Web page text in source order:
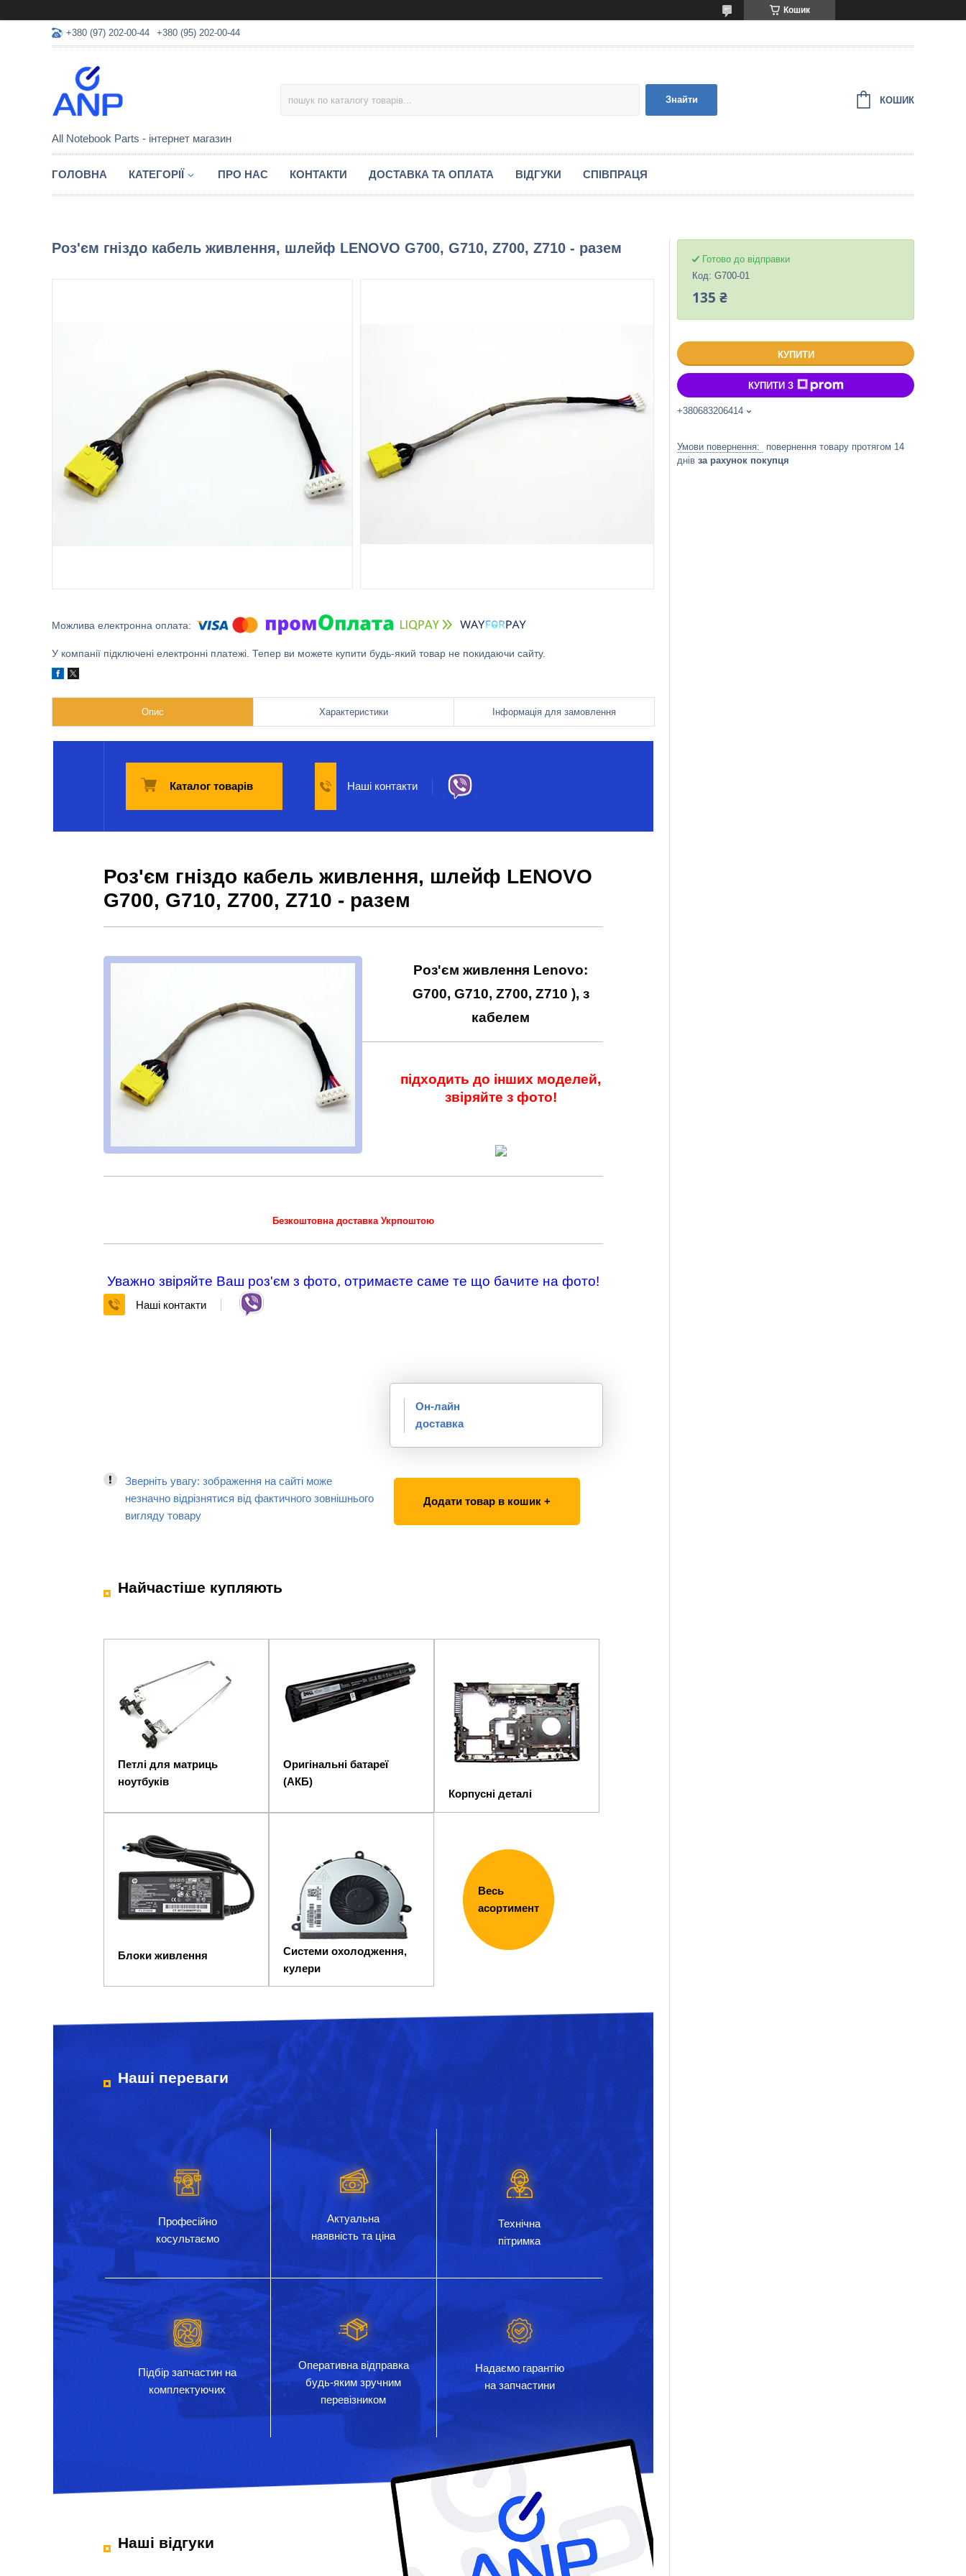
Кошик
+380 (97) 202-00-44 +380 (95) 202-00-44
All Notebook Parts - інтернет магазин
Знайти КОШИК
ГОЛОВНА КАТЕГОРІЇ ПРО НАС КОНТАКТИ ДОСТАВКА ТА ОПЛАТА ВІДГУКИ СПІВПРАЦЯ
Роз'єм гніздо кабель живлення, шлейф LENOVO G700, G710, Z700, Z710 - разем
У компанії підключені електронні платежі. Тепер ви можете купити будь-який товар не покидаючи сайту.
Опис Характеристики Інформація для замовлення
Каталог товарів Наші контакти
Роз'єм гніздо кабель живлення, шлейф LENOVO
G700, G710, Z700, Z710 - разем
Роз'єм живлення Lenovo:
G700, G710, Z700, Z710 ), з
кабелем
підходить до інших моделей,
звіряйте з фото!
Безкоштовна доставка Укрпоштою
Уважно звіряйте Ваш роз'єм з фото, отримаєте саме те що бачите на фото!
Наші контакти
Он-лайн
доставка
Зверніть увагу: зображення на сайті може
незначно відрізнятися від фактичного зовнішнього
вигляду товару
Додати товар в кошик +
Найчастіше купляють
Петлі для матриць
ноутбуків
Оригінальні батареї
(АКБ)
Корпусні деталі
Блоки живлення
Системи охолодження,
кулери
Весь
асортимент
Наші переваги
Професійно
косультаємо
Актуальна
наявність та ціна
Технічна
пітримка
Підбір запчастин на
комплектуючих
Оперативна відправка
будь-яким зручним
перевізником
Надаємо гарантію
на запчастини
Наші відгуки
Готово до відправки
Код: G700-01
135 ₴
КУПИТИ
КУПИТИ З
+380683206414
повернення товару протягом 14
днів за рахунок покупця